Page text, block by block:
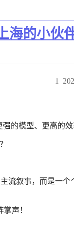
的小伙
1
的模型、更高的效
流叙事，而是一个
声！